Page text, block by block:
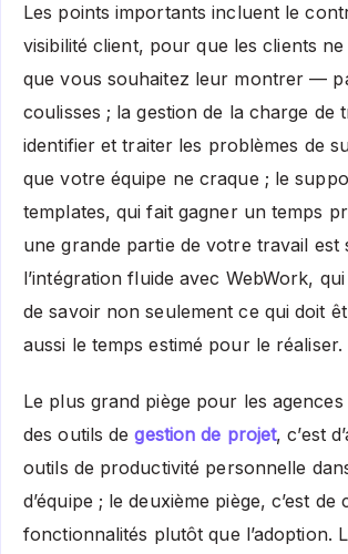
Les points importants incluent le
visibilité client, pour que les clients
que vous souhaitez leur montrer —
coulisses ; la gestion de la charge de
identifier et traiter les problèmes de
que votre équipe ne craque ; le
templates, qui fait gagner un temps
une grande partie de votre travail est
l’intégration fluide avec WebWork,
de savoir non seulement ce qui doit
aussi le temps estimé pour le réaliser.
Le plus grand piège pour les
des outils degestion de projet, c’est
outils de productivité personnelle
d’équipe ; le deuxième piège, c’est de
fonctionnalités plutôt que l’adoption.